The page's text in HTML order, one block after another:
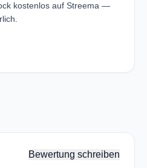
kostenlos auf Streema —
Bewertung schreiben